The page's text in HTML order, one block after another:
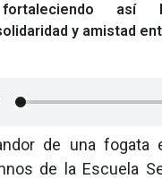
fortaleciendo
y amistad
de una fogata
de la Escuela